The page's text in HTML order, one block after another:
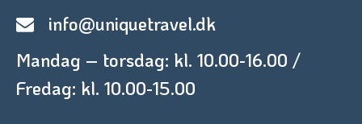
info@uniquetravel.dk
Mandag – torsdag: kl. 10.00-16.00 /
Fredag: kl. 10.00-15.00